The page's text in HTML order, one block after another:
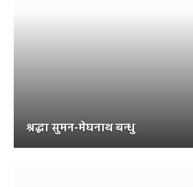
श्रद्धा सुमन-मेघनाथ बन्धु